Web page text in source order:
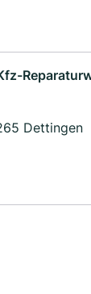
Dettingen